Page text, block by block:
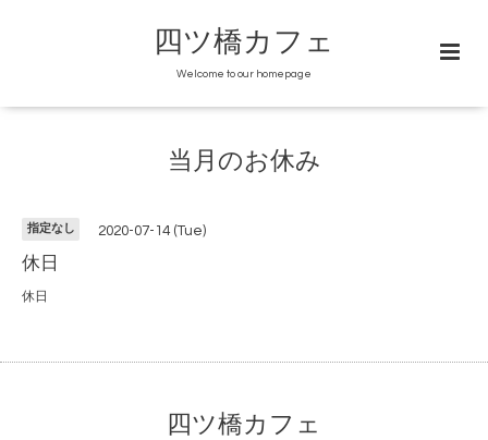
四ツ橋カフェ
Welcome to our homepage
当月のお休み
指定なし 2020-07-14 (Tue)
休日
休日
四ツ橋カフェ